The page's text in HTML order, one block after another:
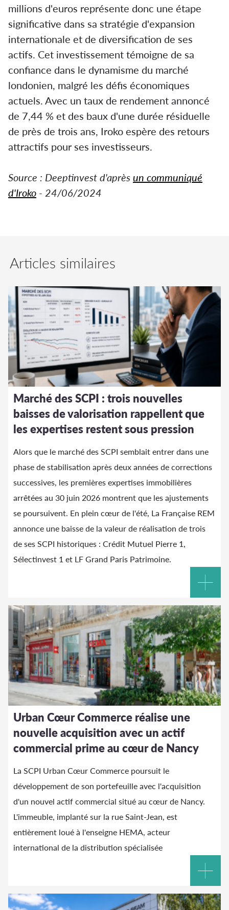
millions d'euros représente donc une étape
significative dans sa stratégie d'expansion
internationale et de diversification de ses
actifs. Cet investissement témoigne de sa
confiance dans le dynamisme du marché
londonien, malgré les défis économiques
actuels. Avec un taux de rendement annoncé
de 7,44 % et des baux d'une durée résiduelle
de près de trois ans, Iroko espère des retours
attractifs pour ses investisseurs.
Source : Deeptinvest d'après un communiqué
d'Iroko - 24/06/2024
Articles similaires
Marché des SCPI : trois nouvelles
baisses de valorisation rappellent que
les expertises restent sous pression
Alors que le marché des SCPI semblait entrer dans une
phase de stabilisation après deux années de corrections
successives, les premières expertises immobilières
arrêtées au 30 juin 2026 montrent que les ajustements
se poursuivent. En plein cœur de l'été, La Française REM
annonce une baisse de la valeur de réalisation de trois
de ses SCPI historiques : Crédit Mutuel Pierre 1,
Sélectinvest 1 et LF Grand Paris Patrimoine.
Urban Cœur Commerce réalise une
nouvelle acquisition avec un actif
commercial prime au cœur de Nancy
La SCPI Urban Cœur Commerce poursuit le
développement de son portefeuille avec l'acquisition
d'un nouvel actif commercial situé au cœur de Nancy.
L'immeuble, implanté sur la rue Saint-Jean, est
entièrement loué à l'enseigne HEMA, acteur
international de la distribution spécialisée